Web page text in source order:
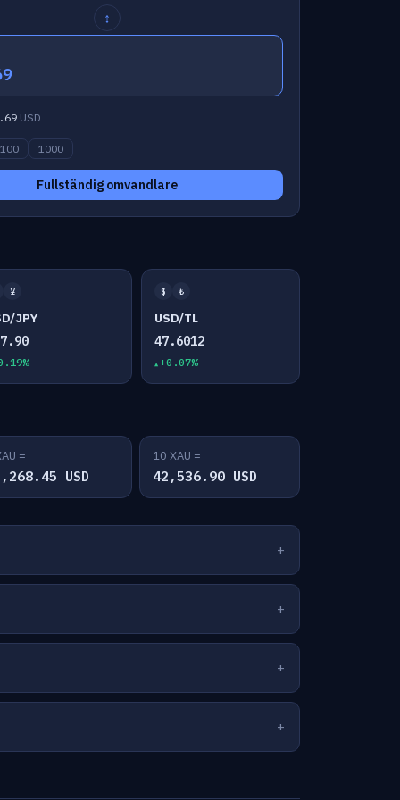
↕
USD
100 1000
Fullständig omvandlare
¥
JPY
$ ₺
USD/TL
47.6012
+0.07%
=
USD
10 XAU =
42,536.90 USD